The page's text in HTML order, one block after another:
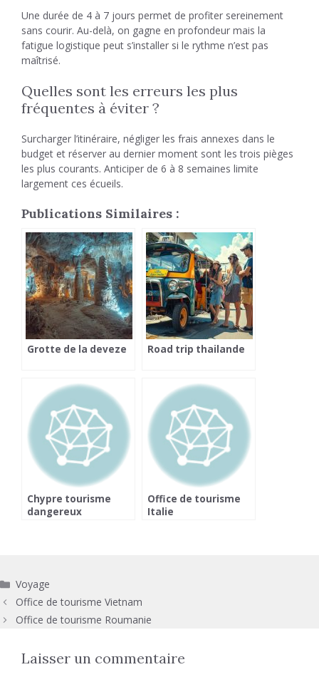
Une durée de 4 à 7 jours permet de profiter sereinement
sans courir. Au-delà, on gagne en profondeur mais la
fatigue logistique peut s’installer si le rythme n’est pas
maîtrisé.
Quelles sont les erreurs les plus
fréquentes à éviter ?
Surcharger l’itinéraire, négliger les frais annexes dans le
budget et réserver au dernier moment sont les trois pièges
les plus courants. Anticiper de 6 à 8 semaines limite
largement ces écueils.
Publications Similaires :
Grotte de la deveze Road trip thailande
Chypre tourisme
dangereux
Office de tourisme
Italie
Catégories
Voyage
Office de tourisme Vietnam
Office de tourisme Roumanie
Laisser un commentaire